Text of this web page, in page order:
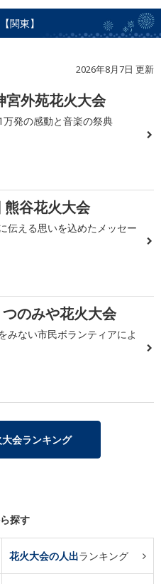
関東】
2026年8月7日 更新
宮外苑花火大会
万発の感動と音楽の祭典
熊谷花火大会
伝える思いを込めたメッセー
のみや花火大会
みない市民ボランティアによ
会ランキング
探す
花火大会の人出ランキング